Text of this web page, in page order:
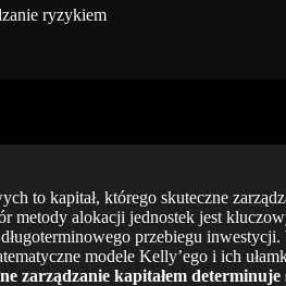
ryzykiem
to kapitał, którego skuteczne
metody alokacji jednostek jest
przebiegu
modele Kelly’ego i ich
zarządzanie kapitałem